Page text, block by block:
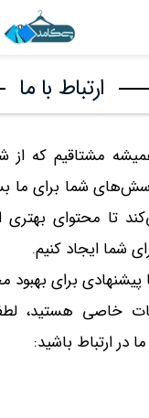
ارتباط با ما
مشتاقیم که از
شما برای ما
تا محتوای بهتری
شما ایجاد کنیم.
پیشنهادی برای بهبود
خاصی هستید،
در ارتباط باشید: